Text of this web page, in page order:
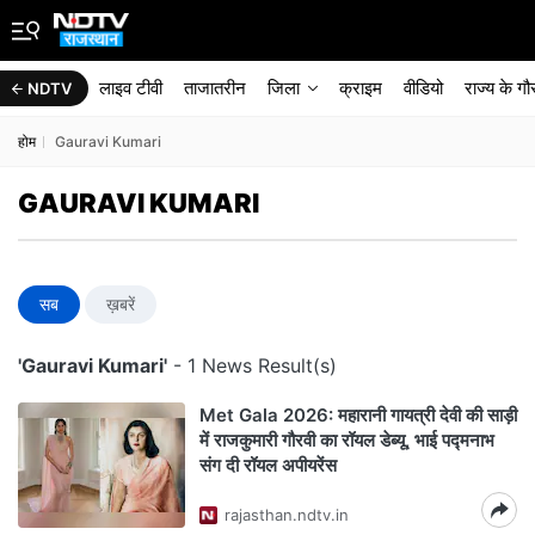
NDTV लाइव टीवी ताजातरीन जिला क्राइम वीडियो राज्‍य के
होम Gauravi Kumari
GAURAVI KUMARI
सब ख़बरें
'Gauravi Kumari' - 1 News Result(s)
Met Gala 2026: महारानी गायत्री देवी की साड़ी
में राजकुमारी गौरवी का रॉयल डेब्यू, भाई पद्मनाभ
संग दी रॉयल अपीयरेंस
rajasthan.ndtv.in